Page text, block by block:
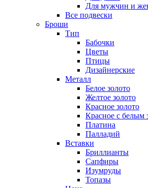
Для мужчин и
Все подвески
Броши
Тип
Бабочки
Цветы
Птицы
Дизайнерские
Металл
Белое золото
Желтое золото
Красное золото
Красное с белым
Платина
Палладий
Вставки
Бриллианты
Сапфиры
Изумруды
Топазы